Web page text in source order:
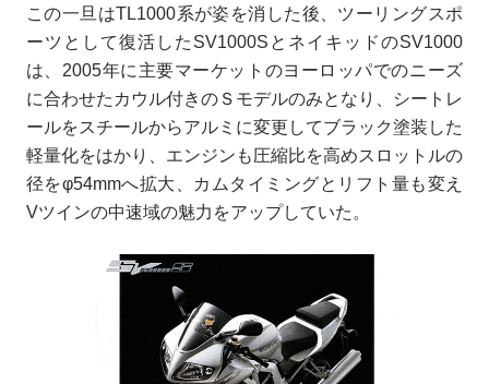
この一旦はTL1000系が姿を消した後、ツーリングスポ
ーツとして復活したSV1000SとネイキッドのSV1000
は、2005年に主要マーケットのヨーロッパでのニーズ
に合わせたカウル付きのＳモデルのみとなり、シートレ
ールをスチールからアルミに変更してブラック塗装した
軽量化をはかり、エンジンも圧縮比を高めスロットルの
径をφ54mmへ拡大、カムタイミングとリフト量も変え
Vツインの中速域の魅力をアップしていた。